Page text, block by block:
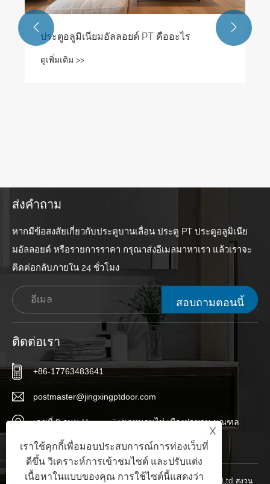
 
ส่งคำถาม
หากมีข้อสงสัยเกี่ยวกับประตูบานเลื่อน ประตู PT ประตูอลูมิเนีย
มอัลลอยด์ หรือรายการราคา กรุณาส่งอีเมลมาหาเรา แล้วเราจะ
ติดต่อกลับภายใน 24 ชั่วโมง
สอบถามตอนนี้
ติดต่อเรา
+86-17763483641
postmaster@jingxingptdoor.com
เลขที่ 9 ถนน Huaguoji เขตหนานไห่ เมืองฝอซาน มณฑล
กวางตุ้ง ประเทศจีน
ลิขสิทธิ์ © 2024 Foshan Jingxing PT Aluminium Alloy Door Co., Ltd. สงวน
X
เราใช้คุกกี้เพื่อมอบประสบการณ์การท่องเว็บที่
ดีขึ้น วิเคราะห์การเข้าชมไซต์ และปรับแต่ง
เนื้อหาในแบบของคุณ การใช้ไซต์นี้แสดงว่า